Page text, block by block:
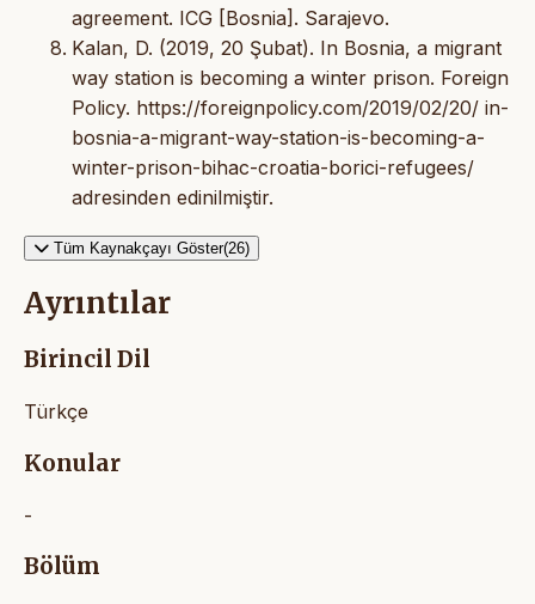
agreement. ICG [Bosnia]. Sarajevo.
Kalan, D. (2019, 20 Şubat). In Bosnia, a migrant
way station is becoming a winter prison. Foreign
Policy. https://foreignpolicy.com/2019/02/20/ in-
bosnia-a-migrant-way-station-is-becoming-a-
winter-prison-bihac-croatia-borici-refugees/
adresinden edinilmiştir.
Tüm Kaynakçayı Göster(26)
Ayrıntılar
Birincil Dil
Türkçe
Konular
-
Bölüm